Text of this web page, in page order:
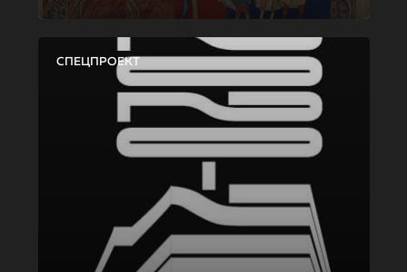
СПЕЦПРОЕКТ